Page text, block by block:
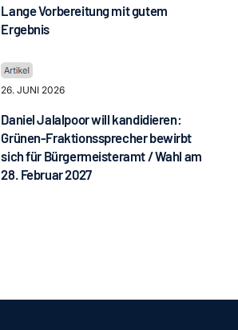
Lange Vorbereitung mit gutem
Ergebnis
26. JUNI 2026
Daniel Jalalpoor will kandidieren:
Grünen-Fraktionssprecher bewirbt
sich für Bürgermeisteramt / Wahl am
28. Februar 2027